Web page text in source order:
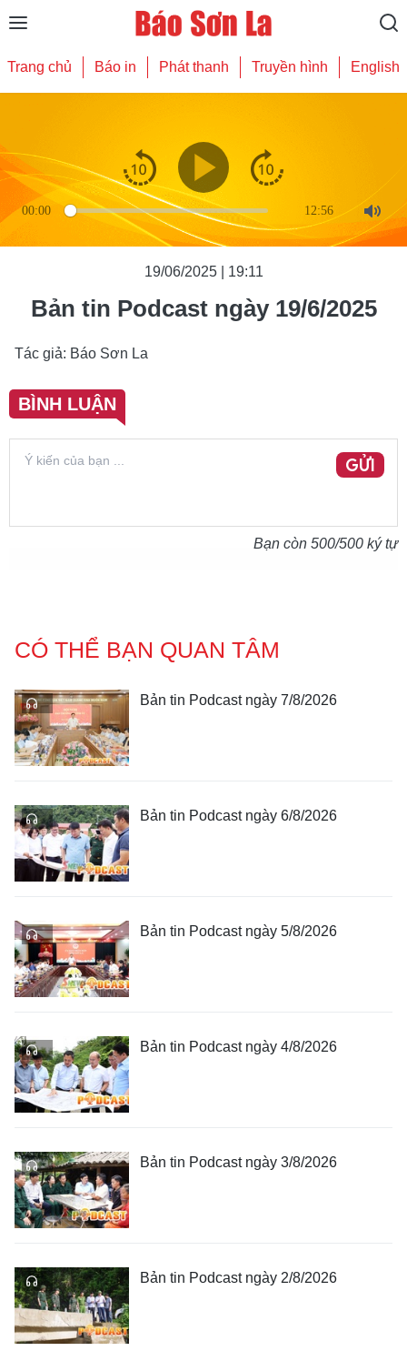
Trang chủ Báo in Phát thanh Truyền hình English
00:00 12:56
Mute
19/06/2025 | 19:11
Bản tin Podcast ngày 19/6/2025
Tác giả: Báo Sơn La
BÌNH LUẬN
GỬI
Bạn còn 500/500 ký tự
CÓ THỂ BẠN QUAN TÂM
Bản tin Podcast ngày 7/8/2026
Bản tin Podcast ngày 6/8/2026
Bản tin Podcast ngày 5/8/2026
Bản tin Podcast ngày 4/8/2026
Bản tin Podcast ngày 3/8/2026
Bản tin Podcast ngày 2/8/2026